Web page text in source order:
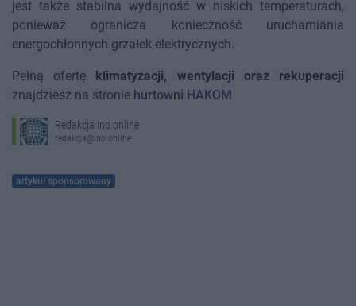
jest także stabilna wydajność w niskich temperaturach,
ponieważ ogranicza konieczność uruchamiania
energochłonnych grzałek elektrycznych.
Pełną ofertę
klimatyzacji, wentylacji oraz rekuperacji
znajdziesz na stronie hurtowni HAKOM
Redakcja Ino.online
redakcja@ino.online
artykuł sponsorowany